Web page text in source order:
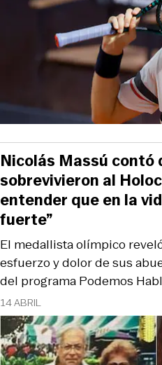
14 ABRIL
El medallista olímpico
esfuerzo y dolor de sus
del programa Podemos
Nicolás Massú contó
sobrevivieron al
entender que en la
fuerte”